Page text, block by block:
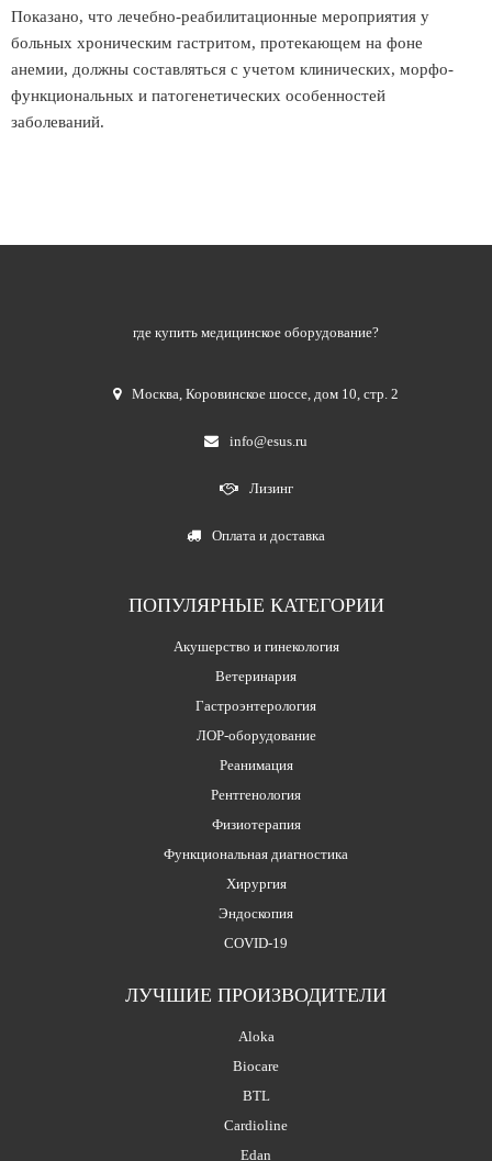
Показано, что лечебно-реабилитационные мероприятия у
больных хроническим гастритом, протекающем на фоне
анемии, должны составляться с учетом клинических, морфо-
функциональных и патогенетических особенностей
заболеваний.
где купить медицинское оборудование?
Москва,Коровинское шоссе, дом 10, стр. 2
info@esus.ru
Лизинг
Оплата и доставка
ПОПУЛЯРНЫЕ КАТЕГОРИИ
Акушерство и гинекология
Ветеринария
Гастроэнтерология
ЛОР-оборудование
Реанимация
Рентгенология
Физиотерапия
Функциональная диагностика
Хирургия
Эндоскопия
COVID-19
ЛУЧШИЕ ПРОИЗВОДИТЕЛИ
Aloka
Biocare
BTL
Cardioline
Edan